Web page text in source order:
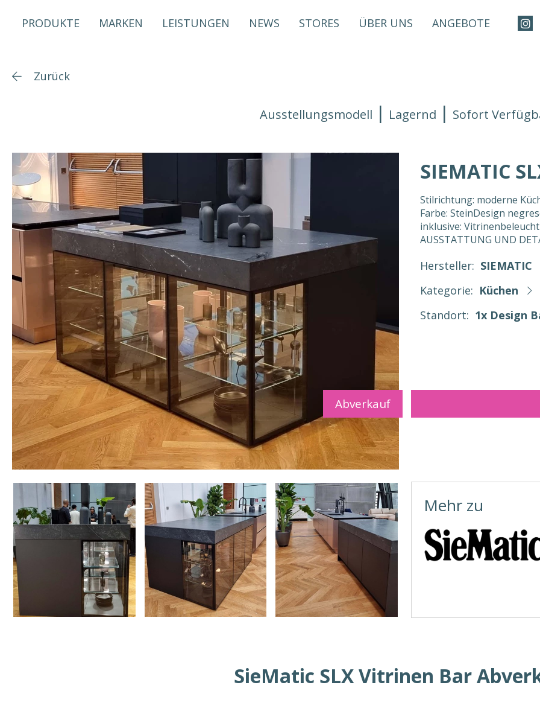
PRODUKTE MARKEN LEISTUNGEN NEWS STORES ÜBER UNS ANGEBOTE
Zurück
Ausstellungsmodell Lagernd Sofort
SIEMATIC
Stilrichtung: moderne
Farbe: SteinDesign
inklusive:
AUSSTATTUNG UND
Hersteller: SIEMATIC
Kategorie: Küchen
Standort: 1x Design
Abverkauf
Mehr zu
SieMatic SLX Vitrinen Bar